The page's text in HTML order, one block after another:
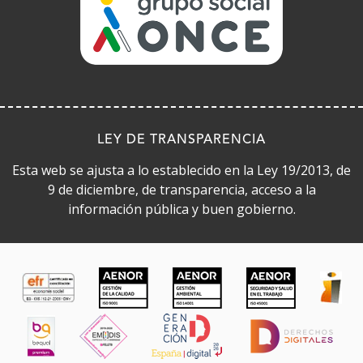
ventana)
LEY DE TRANSPARENCIA
Esta web se ajusta a lo establecido en la Ley 19/2013, de
9 de diciembre, de transparencia, acceso a la
información pública y buen gobierno.
CERTIFICADOS DE CALIDAD
(Abre
en